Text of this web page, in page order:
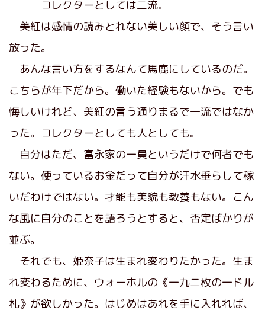
──コレクターとしては二流。
美紅は感情の読みとれない美しい顔で、そう言い
放った。
あんな言い方をするなんて馬鹿にしているのだ。
こちらが年下だから。働いた経験もないから。でも
悔しいけれど、美紅の言う通りまるで一流ではなか
った。コレクターとしても人としても。
自分はただ、富永家の一員というだけで何者でも
ない。使っているお金だって自分が汗水垂らして稼
いだわけではない。才能も美貌も教養もない。こん
な風に自分のことを語ろうとすると、否定ばかりが
並ぶ。
それでも、姫奈子は生まれ変わりたかった。生ま
れ変わるために、ウォーホルの《一九二枚の一ドル
札》が欲しかった。はじめはあれを手に入れれば、